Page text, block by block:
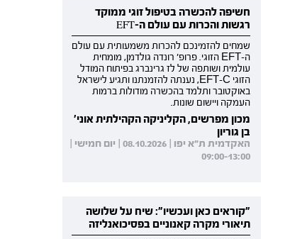
חשיפה להכשרה בטיפול זוגי ממוקד
רגשות והכרות עם עולם ה-EFT
שמחים להזמינכם להכרות משמעותית עם עולם
ה-EFT הזוגי. פרופ' רונדה גולדמן, מומחית
עולמית ושותפה של לז גרינברג בפיתוח המודל
הזוגי EFT-C, נענתה להזמנתנו ותגיע לישראל
באוקטובר ותלמד בהכשרה מודולות ברמות
העמקה ויישום שונות.
מכון מפרשים, הקליניקה הקהילתית אוני'
בן גוריון
האקדמית ת"א יפו | 08.10.2026 | יום חמישי |
09:00-13:00
"קוראים כאן ועכשיו": שיח על שלושה
תיאורי מקרה קאנוניים בפסיכואנליזה